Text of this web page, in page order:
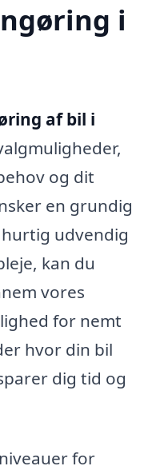
i
af bil i
og dit
en grundig
udvendig
kan du
vores
for nemt
hvor din bil
dig tid og
for